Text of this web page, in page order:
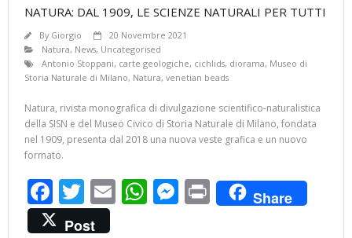
NATURA: DAL 1909, LE SCIENZE NATURALI PER TUTTI
By Giorgio
20 Novembre 2021
Natura, News, Uncategorised
Antonio Stoppani, carte geologiche, cichlids, diorama, Museo di
Storia Naturale di Milano, Natura, venetian beads
Natura, rivista monografica di divulgazione scientifico-naturalistica
della SISN e del Museo Civico di Storia Naturale di Milano, fondata
nel 1909, presenta dal 2018 una nuova veste grafica e un nuovo
formato.
F
ac
T
w
E W M Pr
in
Share
Post